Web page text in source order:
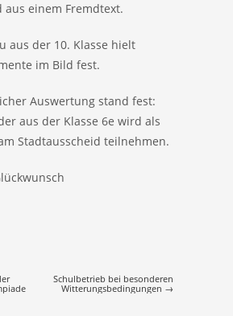
aus einem Fremdtext.
aus der 10. Klasse hielt
im Bild fest.
Auswertung stand fest:
aus der Klasse 6e wird als
Stadtausscheid teilnehmen.
Schulbetrieb bei besonderen
Witterungsbedingungen →